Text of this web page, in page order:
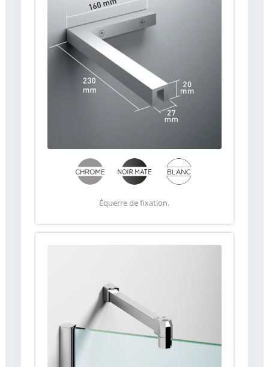
Équerre de fixation.